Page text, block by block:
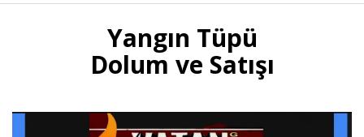
Yangın Tüpü
Dolum ve Satışı